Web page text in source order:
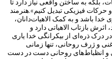
بلکه به ساختن واقعی نیاز دارد تا
و حرکات فیزیکی تبدیل کنیم».هنرمند
خدا باشد و به کمک الاهیات‌دانان،
اثرش بازتاب الاهیاتی دارد و
درک ذره‌ای از بیکرانگی خدا یاری
و ژرف روحانی، تنها زمانی
انظباط‌های روحانی دست در دست